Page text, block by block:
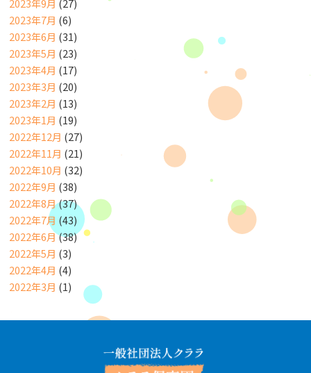
2023年9月 (27)
2023年7月 (6)
2023年6月 (31)
2023年5月 (23)
2023年4月 (17)
2023年3月 (20)
2023年2月 (13)
2023年1月 (19)
2022年12月 (27)
2022年11月 (21)
2022年10月 (32)
2022年9月 (38)
2022年8月(37)
2022年7月 (43)
2022年6月(38)
2022年5月 (3)
2022年4月 (4)
2022年3月 (1)